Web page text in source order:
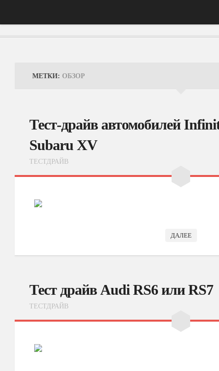
ВидеоОбзоры
Эксплуатация
МЕТКИ: ОБЗОР
Тест-драйв автомобилей
Subaru XV
ТЕСТДРАЙВ
ДАЛЕЕ
Тест драйв Audi RS6 или RS7
ТЕСТДРАЙВ